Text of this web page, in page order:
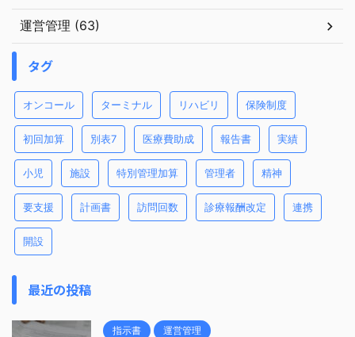
運営管理 (63)
タグ
オンコール ターミナル リハビリ 保険制度
初回加算 別表7 医療費助成 報告書 実績
小児 施設 特別管理加算 管理者 精神
要支援 計画書 訪問回数 診療報酬改定 連携
開設
最近の投稿
指示書 運営管理